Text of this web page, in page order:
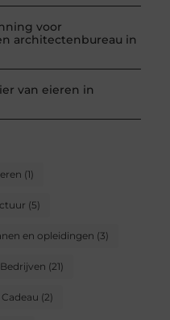
voor
architectenbureau in
van eieren in
(1)
(5)
en opleidingen (3)
Bedrijven (21)
Cadeau (2)